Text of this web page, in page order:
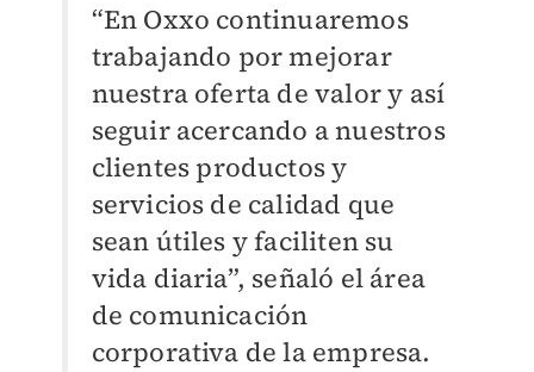
“En Oxxo continuaremos
trabajando por mejorar
nuestra oferta de valor y así
seguir acercando a nuestros
clientes productos y
servicios de calidad que
sean útiles y faciliten su
vida diaria”, señaló el área
de comunicación
corporativa de la empresa.